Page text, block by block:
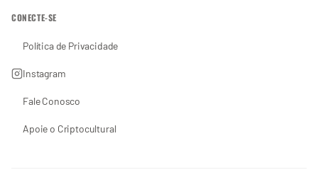
CONECTE-SE
Política de Privacidade
Instagram
Fale Conosco
Apoie o Criptocultural